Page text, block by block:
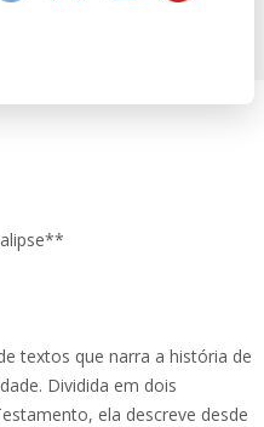
textos que narra a história de
Dividida em dois
ela descreve desde